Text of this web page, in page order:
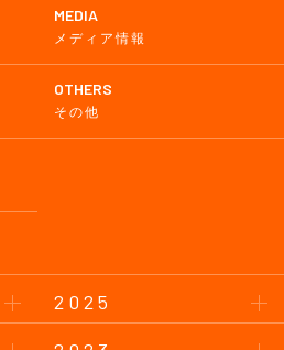
MEDIA
メディア情報
OTHERS
その他
2025